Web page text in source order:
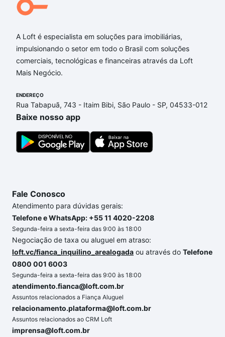
Aqui na Loft temos a oferta ideal para você, com
custam a partir de R$ 0 e com nossas opções de
financiamento imobiliário as parcelas podem se
adequar ao seu orçamento. Se ainda tem alguma
dúvida dos custos envolvidos no processo de
um apartamento
o imóvel dos seus sonhos com segurança e
conforto. Loft, com você até as chaves.
A Loft é especialista em soluções para imobiliárias,
impulsionando o setor em todo o Brasil com soluções
comerciais, tecnológicas e financeiras através da Loft
Mais Negócio.
ENDEREÇO
Rua Tabapuã, 743 - Itaim Bibi, São Paulo - SP, 04533-012
Baixe nosso app
Fale Conosco
Atendimento para dúvidas gerais:
Telefone e WhatsApp: +55 11 4020-2208
Segunda-feira a sexta-feira das 9:00 às 18:00
Negociação de taxa ou aluguel em atraso:
loft.vc/fianca_inquilino_arealogada ou através do Telefone
0800 001 6003
Segunda-feira a sexta-feira das 9:00 às 18:00
atendimento.fianca@loft.com.br
Assuntos relacionados a Fiança Aluguel
relacionamento.plataforma@loft.com.br
Assuntos relacionados ao CRM Loft
imprensa@loft.com.br